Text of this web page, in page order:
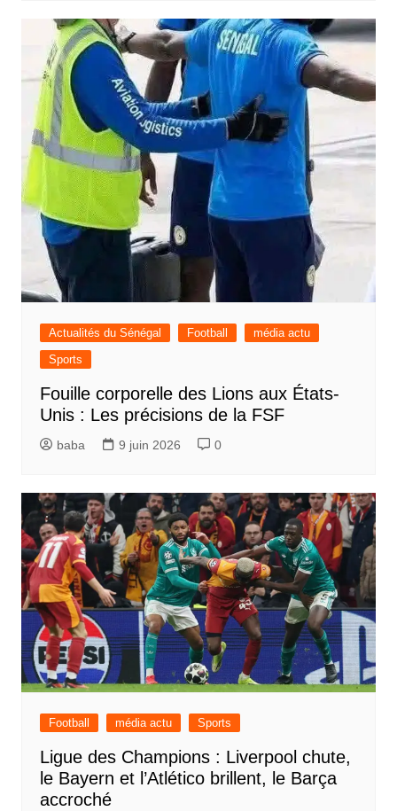
Actualités du Sénégal Football
média actu
Sports
Fouille corporelle des Lions aux États-
Unis : Les précisions de la FSF
baba 9 juin 2026 0
Football média actu Sports
Ligue des Champions : Liverpool chute,
le Bayern et l’Atlético brillent, le Barça
accroché